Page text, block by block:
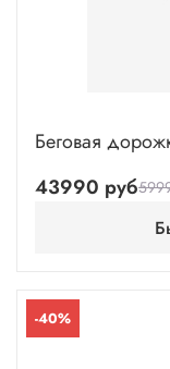
Беговая
43990 руб
-40%